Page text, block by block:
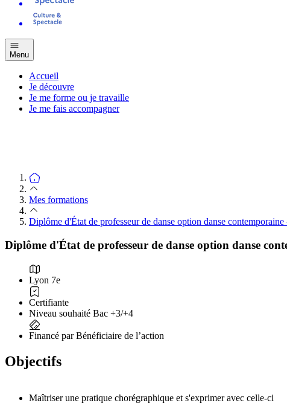
Menu
Accueil
Je découvre
Je me forme ou je travaille
Je me fais accompagner
Mes formations
Diplôme d'État de professeur de danse option danse contemporaine
Diplôme d'État de professeur de danse option danse
Lyon 7e
Certifiante
Niveau souhaité Bac +3/+4
Financé par Bénéficiaire de l’action
Objectifs
Maîtriser une pratique chorégraphique et s'exprimer avec celle-ci